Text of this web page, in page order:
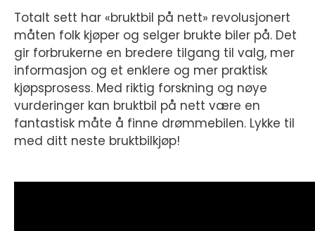
Totalt sett har «bruktbil på nett» revolusjonert
måten folk kjøper og selger brukte biler på. Det
gir forbrukerne en bredere tilgang til valg, mer
informasjon og et enklere og mer praktisk
kjøpsprosess. Med riktig forskning og nøye
vurderinger kan bruktbil på nett være en
fantastisk måte å finne drømmebilen. Lykke til
med ditt neste bruktbilkjøp!